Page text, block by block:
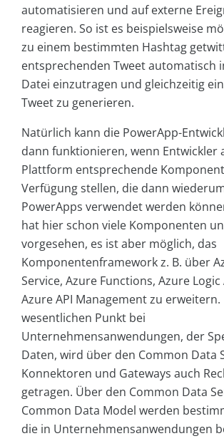
automatisieren und auf externe
reagieren. So ist es beispielsweise
zu einem bestimmten Hashtag
entsprechenden Tweet automatisch
Datei einzutragen und gleichzeitig
Tweet zu generieren.
Natürlich kann die PowerApp-
dann funktionieren, wenn Entwickler
Plattform entsprechende
Verfügung stellen, die dann
PowerApps verwendet werden
hat hier schon viele Komponenten
vorgesehen, es ist aber möglich, das
Komponentenframework z. B. über
Service, Azure Functions, Azure
Azure API Management zu erweitern.
wesentlichen Punkt bei
Unternehmensanwendungen, der
Daten, wird über den Common Data
Konnektoren und Gateways auch
getragen. Über den Common Data
Common Data Model werden
die in Unternehmensanwendungen